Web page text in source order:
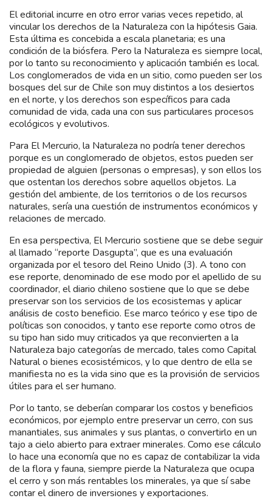
El editorial incurre en otro error varias veces repetido, al
vincular los derechos de la Naturaleza con la hipótesis Gaia.
Esta última es concebida a escala planetaria; es una
condición de la biósfera. Pero la Naturaleza es siempre local,
por lo tanto su reconocimiento y aplicación también es local.
Los conglomerados de vida en un sitio, como pueden ser los
bosques del sur de Chile son muy distintos a los desiertos
en el norte, y los derechos son específicos para cada
comunidad de vida, cada una con sus particulares procesos
ecológicos y evolutivos.
Para El Mercurio, la Naturaleza no podría tener derechos
porque es un conglomerado de objetos, estos pueden ser
propiedad de alguien (personas o empresas), y son ellos los
que ostentan los derechos sobre aquellos objetos. La
gestión del ambiente, de los territorios o de los recursos
naturales, sería una cuestión de instrumentos económicos y
relaciones de mercado.
En esa perspectiva, El Mercurio sostiene que se debe seguir
al llamado “reporte Dasgupta”, que es una evaluación
organizada por el tesoro del Reino Unido (3). A tono con
ese reporte, denominado de ese modo por el apellido de su
coordinador, el diario chileno sostiene que lo que se debe
preservar son los servicios de los ecosistemas y aplicar
análisis de costo beneficio. Ese marco teórico y ese tipo de
políticas son conocidos, y tanto ese reporte como otros de
su tipo han sido muy criticados ya que reconvierten a la
Naturaleza bajo categorías de mercado, tales como Capital
Natural o bienes ecosistémicos, y lo que dentro de ella se
manifiesta no es la vida sino que es la provisión de servicios
útiles para el ser humano.
Por lo tanto, se deberían comparar los costos y beneficios
económicos, por ejemplo entre preservar un cerro, con sus
manantiales, sus animales y sus plantas, o convertirlo en un
tajo a cielo abierto para extraer minerales. Como ese cálculo
lo hace una economía que no es capaz de contabilizar la vida
de la flora y fauna, siempre pierde la Naturaleza que ocupa
el cerro y son más rentables los minerales, ya que sí sabe
contar el dinero de inversiones y exportaciones.